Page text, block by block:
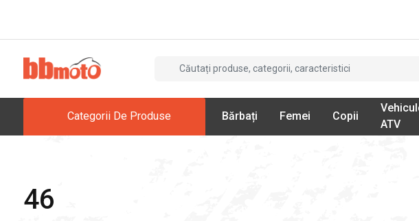
Categorii De Produse Bărbați Femei Copii
ATV
46